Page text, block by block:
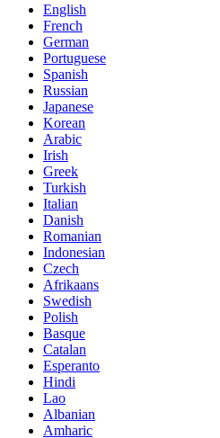
English
French
German
Portuguese
Spanish
Russian
Japanese
Korean
Arabic
Irish
Greek
Turkish
Italian
Danish
Romanian
Indonesian
Czech
Afrikaans
Swedish
Polish
Basque
Catalan
Esperanto
Hindi
Lao
Albanian
Amharic